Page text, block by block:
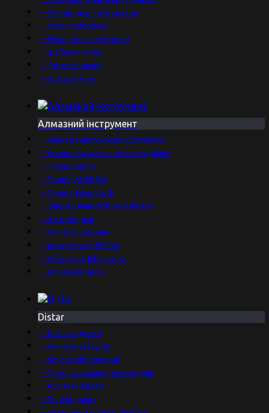
– Ролики для труборезов
– Ручні труборізи
– Електричні труборізи
– Шабельні пили
– Дискові пилки
– Гратознімачі
Алмазний інструмент
– Электроинструмент Eibenstock
– Установки алмазного свердління
– Привід REMS
– Привід SHIBUYA
– Привід Eibenstock
– Свердлильні стійки SHIBUYA
– Штроборізи
– Алмазні коронки
– Аксесуари SHIBUYA
– Аксесуари Eibenstock
– Алмазний диск
Distar
– Алмазні диски
– Алмазні свердла
– Брусок абразивний
– Пристосування для свердлів
– Алмазні фрези
– Перехідники